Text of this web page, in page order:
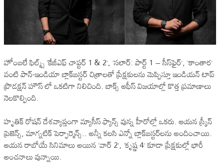
హోంబలే ఫిల్మ్స్ ‘కేజీఎఫ్ చాప్టర్ 1 & 2’, ‘సలార్: పార్ట్ 1 – సీస్‌ఫైర్’, ‘కాంతార’
వంటి పాన్-ఇండియా బ్లాక్‌బస్టర్ చిత్రాలతో ప్రేక్షకులను మెప్పిస్తూ ఇండియన్ టాప్
ప్రొడక్షన్ హౌస్ లో ఒకటిగా నిలిచింది. బాక్స్ ఆఫీస్ విజయాల్లో కొత్త ప్రమాణాలు
నెలకొల్పింది.
హృతిక్ రోషన్ దేశవ్యాప్తంగా మ్యాసీస్ ఫ్యాన్స్ వున్న హీరోల్లో ఒకరు. ఆయన స్క్రీన్
ప్రెజెన్స్, మాగ్నటిక్ పెర్ఫార్మెన్స్.. అన్నీ కలసి ఎన్నో బ్లాక్‌బస్టర్‌లను అందించాయి.
ఆయన రాబోయే సినిమాలు అయిన ‘వార్ 2’, ‘కృష్ణ 4’ కూడా ప్రేక్షకుల్లో భారీ
అంచనాలు వున్నాయి.